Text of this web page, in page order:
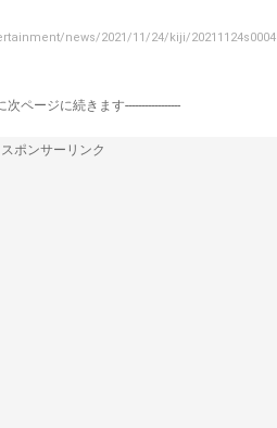
news/2021/11/24/kiji/
次ページに続きます-----------------
ポンサーリンク